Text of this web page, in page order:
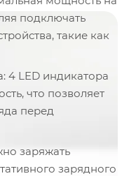
подключать
такие как
4 LED индикатора
что позволяет
перед
заряжать
зарядного